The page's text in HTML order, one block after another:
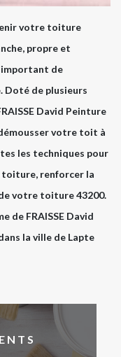
votre toiture
propre et
important de
Doté de plusieurs
David Peinture
votre toit à
les techniques pour
toiture, renforcer la
votre toiture 43200.
de FRAISSE David
la ville de Lapte